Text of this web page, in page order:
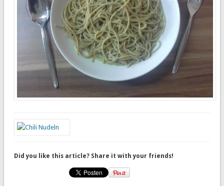
Did you like this article? Share it with your friends!